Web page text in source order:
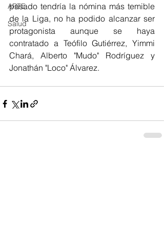
ARTE
Salud
pasado tendría la nómina más temible
de la Liga, no ha podido alcanzar ser
protagonista aunque se haya
contratado a Teófilo Gutiérrez, Yimmi
Chará, Alberto "Mudo" Rodríguez y
Jonathán "Loco" Álvarez.